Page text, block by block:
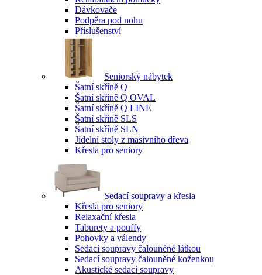
Dávkovače
Podpěra pod nohu
Příslušenství
Seniorský nábytek
Šatní skříně Q
Šatní skříně Q OVAL
Šatní skříně Q LINE
Šatní skříně SLS
Šatní skříně SLN
Jídelní stoly z masivního dřeva
Křesla pro seniory
Sedací soupravy a křesla
Křesla pro seniory
Relaxační křesla
Taburety a pouffy
Pohovky a válendy
Sedací soupravy čalouněné látkou
Sedací soupravy čalouněné koženkou
Akustické sedací soupravy